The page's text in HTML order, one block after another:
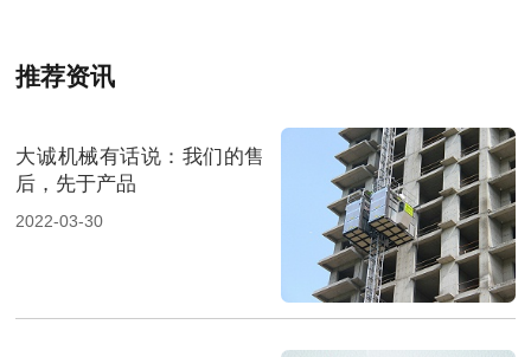
推荐资讯
大诚机械有话说：我们的售
后，先于产品
2022-03-30